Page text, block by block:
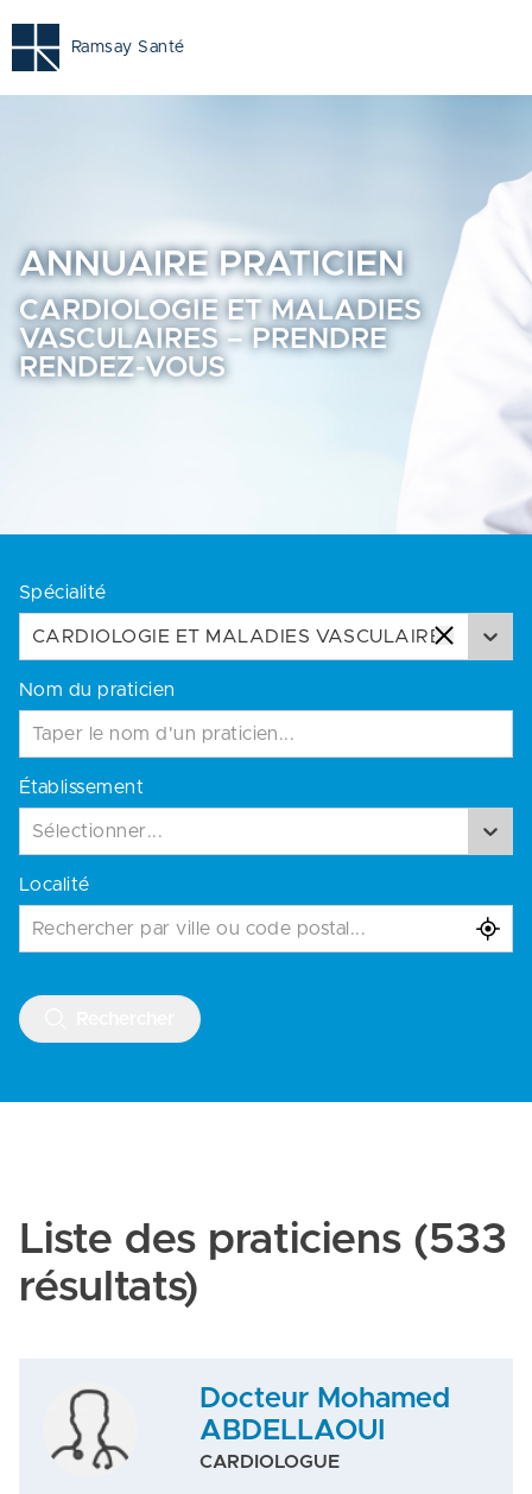
Ramsay Santé
ANNUAIRE PRATICIEN
CARDIOLOGIE ET MALADIES
VASCULAIRES – PRENDRE
RENDEZ-VOUS
Spécialité
CARDIOLOGIE ET MALADIES VASCULAIRES
Nom du praticien
Établissement
Sélectionner...
Localité
Rechercher par ville ou code postal...
Liste des praticiens (533
résultats)
Docteur Mohamed
ABDELLAOUI
CARDIOLOGUE